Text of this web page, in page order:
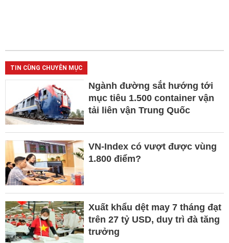
TIN CÙNG CHUYÊN MỤC
Ngành đường sắt hướng tới
mục tiêu 1.500 container vận
tải liên vận Trung Quốc
VN-Index có vượt được vùng
1.800 điểm?
Xuất khẩu dệt may 7 tháng đạt
trên 27 tỷ USD, duy trì đà tăng
trưởng